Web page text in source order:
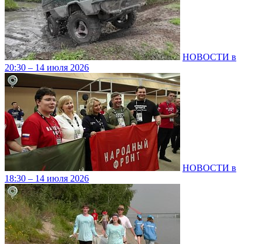
НОВОСТИ в
20:30 – 14 июля 2026
НОВОСТИ в
18:30 – 14 июля 2026